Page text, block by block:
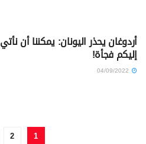
أردوغان يحذر اليونان: يمكننا أن نأتي
إليكم فجأة!
1
2